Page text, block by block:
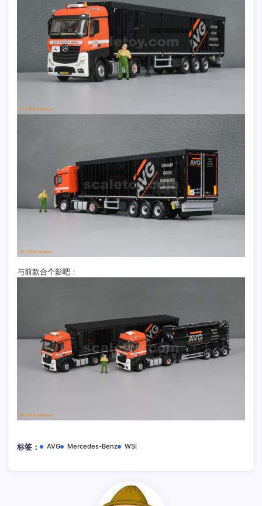
与前款合个影吧：
标签： AVG Mercedes-Benz WSI